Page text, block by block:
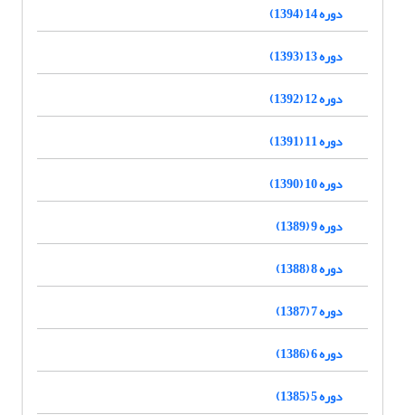
دوره 14 (1394)
دوره 13 (1393)
دوره 12 (1392)
دوره 11 (1391)
دوره 10 (1390)
دوره 9 (1389)
دوره 8 (1388)
دوره 7 (1387)
دوره 6 (1386)
دوره 5 (1385)